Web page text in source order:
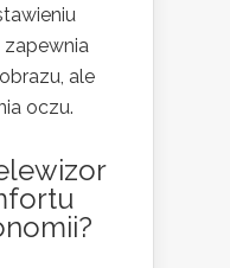
ale
oczu.